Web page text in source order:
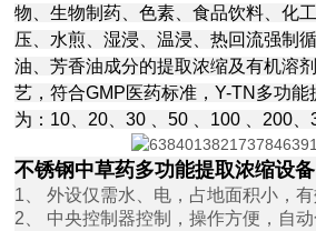
物、生物制药、色素、食品饮料、化
压、水煎、湿浸、温浸、热回流强制
油、芳香油成分的提取浓缩及有机溶
艺，符合GMP医药标准，Y-TN多功能
为：10、20、30 、50 、100 、200、
不锈钢中草药多功能提取浓缩设备
1、 外设仅需水、电，占地面积小，
2、 中央控制器控制，操作方便，自